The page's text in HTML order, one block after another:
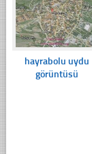
hayrabolu uydu
görüntüsü